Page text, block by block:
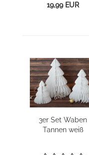
19,99 EUR
3er Set Waben
Tan­nen weiß